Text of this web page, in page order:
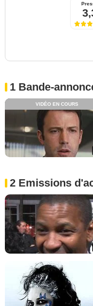
1 Bande-
VIDÉO EN COURS
2 Emissions